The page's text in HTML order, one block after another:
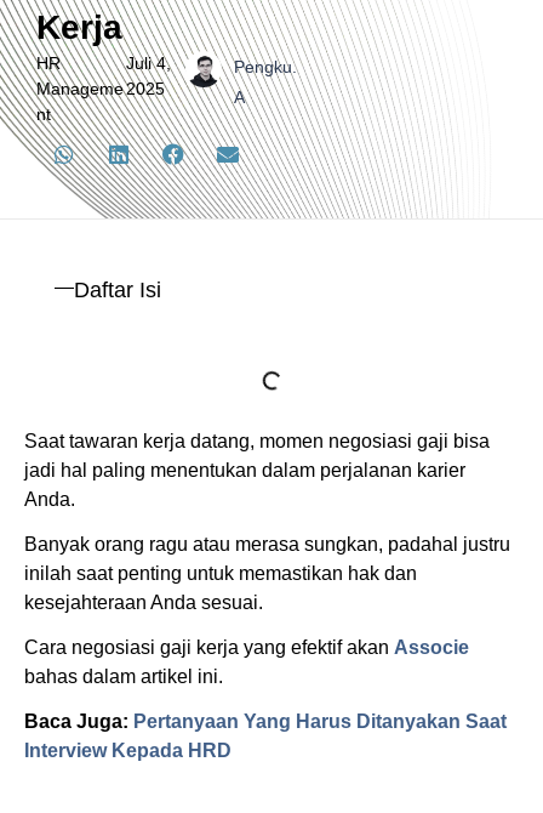
Kerja
HR
Manageme
nt
Juli 4,
2025
Pengku.
A
Daftar Isi
Saat tawaran kerja datang, momen negosiasi gaji bisa
jadi hal paling menentukan dalam perjalanan karier
Anda.
Banyak orang ragu atau merasa sungkan, padahal justru
inilah saat penting untuk memastikan hak dan
kesejahteraan Anda sesuai.
Cara negosiasi gaji kerja yang efektif akan Associe
bahas dalam artikel ini.
Baca Juga: Pertanyaan Yang Harus Ditanyakan Saat
Interview Kepada HRD